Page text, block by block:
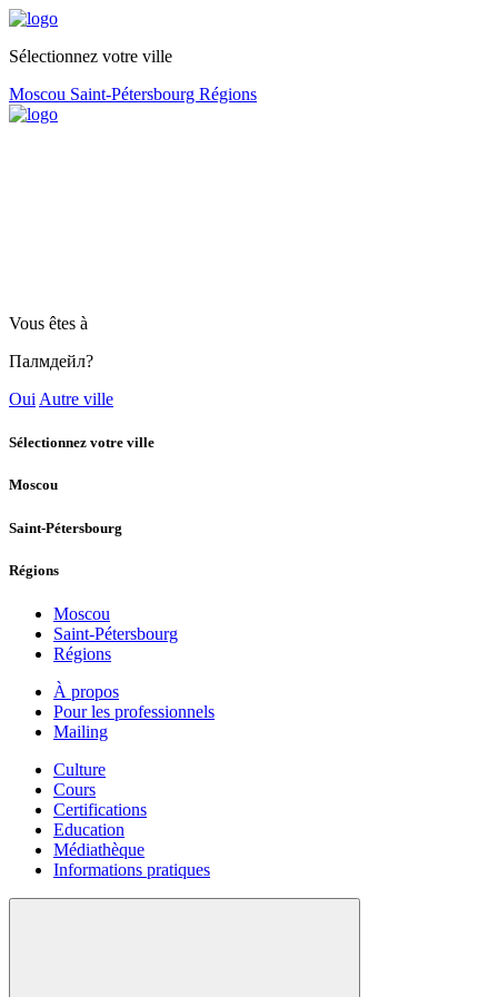
Sélectionnez votre ville
Moscou Saint-Pétersbourg Régions
Vous êtes à
Палмдейл?
Oui Autre ville
Sélectionnez votre ville
Moscou
Saint-Pétersbourg
Régions
Moscou
Saint-Pétersbourg
Régions
À propos
Pour les professionnels
Mailing
Culture
Cours
Certifications
Education
Médiathèque
Informations pratiques